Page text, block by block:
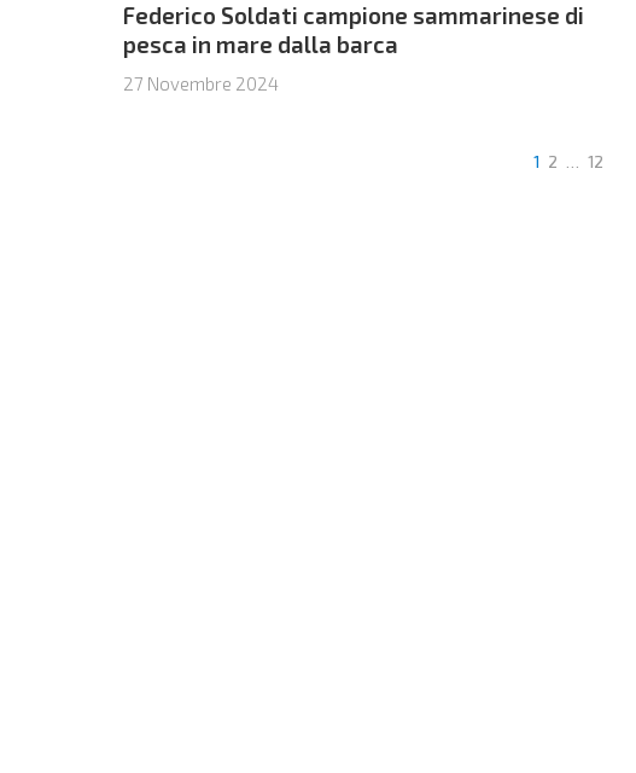
Federico Soldati campione sammarinese di
pesca in mare dalla barca
27 Novembre 2024
1 2 12